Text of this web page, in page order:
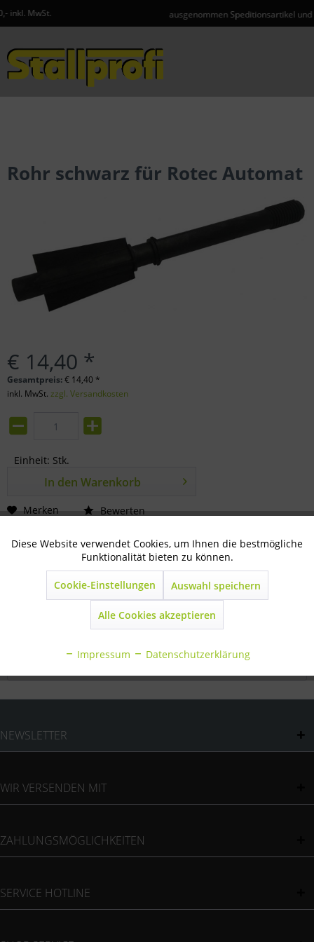
ausgenommen Speditionsartikel und Gefahrgut
Rohr schwarz für Rotec Automat
€ 14,40 *
Gesamtpreis:€ 14,40 *
inkl. MwSt. zzgl. Versandkosten
Einheit: Stk.
In den Warenkorb
Merken Bewerten
Artikel-Nr.: 32-88-0503
Das schwarze Rohr für den Rotec Automat ist ein robustes,
funktionales Rohr, das für den...mehr
NEWSLETTER
WIR VERSENDEN MIT
ZAHLUNGSMÖGLICHKEITEN
SERVICE HOTLINE
Technisch notwendig Aktiv
Marketing Inaktiv
Inaktiv
Sonstige
Diese Website verwendet Cookies, um Ihnen die bestmögliche
Funktionalität bieten zu können.
Cookie-Einstellungen Auswahl speichern
Alle Cookies akzeptieren
Impressum Datenschutzerklärung